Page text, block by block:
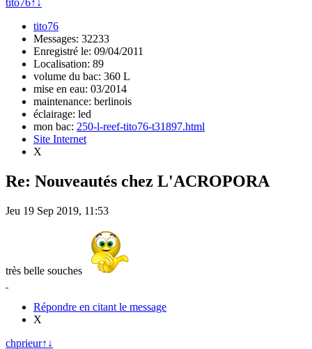
tito76↑ ↓
tito76
Messages: 32233
Enregistré le: 09/04/2011
Localisation: 89
volume du bac: 360 L
mise en eau: 03/2014
maintenance: berlinois
éclairage: led
mon bac: 250-l-reef-tito76-t31897.html
Site Internet
X
Re: Nouveautés chez L'ACROPORA
Jeu 19 Sep 2019, 11:53
très belle souches
Répondre en citant le message
X
chprieur↑ ↓